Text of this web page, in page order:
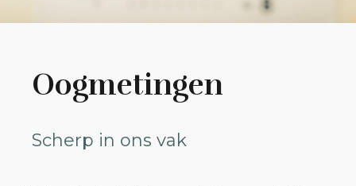
Oogmetingen
Scherp in ons vak